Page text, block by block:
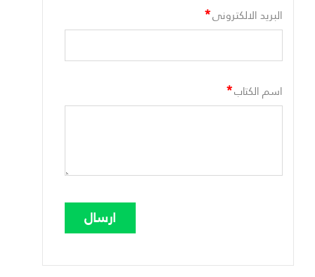
البريد الالكترونى*
اسم الكتاب*